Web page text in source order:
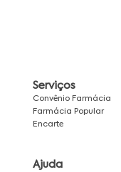
Serviços
Convênio Farmácia
Farmácia Popular
Encarte
Ajuda